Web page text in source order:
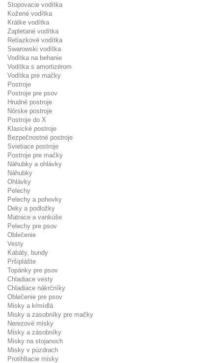
Stopovacie vodítka
Kožené vodítka
Krátke vodítka
Zapletané vodítka
Retiazkové vodítka
Swarowski vodítka
Vodítka na behanie
Vodítka s amortizérom
Vodítka pre mačky
Postroje
Postroje pre psov
Hrudné postroje
Nórske postroje
Postroje do X
Klasické postroje
Bezpečnostné postroje
Svietiace postroje
Postroje pre mačky
Náhubky a ohlávky
Náhubky
Ohlávky
Pelechy
Pelechy a pohovky
Deky a podložky
Matrace a vankúše
Pelechy pre psov
Oblečenie
Vesty
Kabáty, bundy
Pršiplášte
Topánky pre psov
Chladiace vesty
Chladiace nákrčníky
Oblečenie pre psov
Misky a kŕmídlá
Misky a zasobníky pre mačky
Nerezové misky
Misky a zásobníky
Misky na stojanoch
Misky v púzdrach
Protihltacie misky